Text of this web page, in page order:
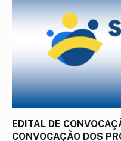
EDITAL DE
CONVOCAÇÃO DOS